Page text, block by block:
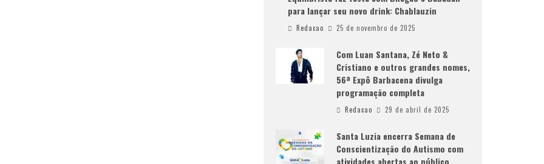
para lançar seu novo drink: Chablauzin
Redacao 25 de novembro de 2025
Com Luan Santana, Zé Neto &
Cristiano e outros grandes nomes,
56ª Expô Barbacena divulga
programação completa
Redacao 29 de abril de 2025
Santa Luzia encerra Semana de
Conscientização do Autismo com
atividades abertas ao público